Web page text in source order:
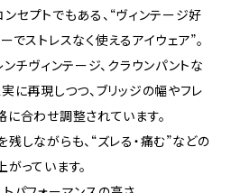
セプトでもある、“ヴィンテージ好
でストレスなく使えるアイウェア”。
チヴィンテージ、クラウンパントな
に再現しつつ、ブリッジの幅やフレ
合わせ調整されています。
しながらも、“ズレる・痛む”などの
っています。